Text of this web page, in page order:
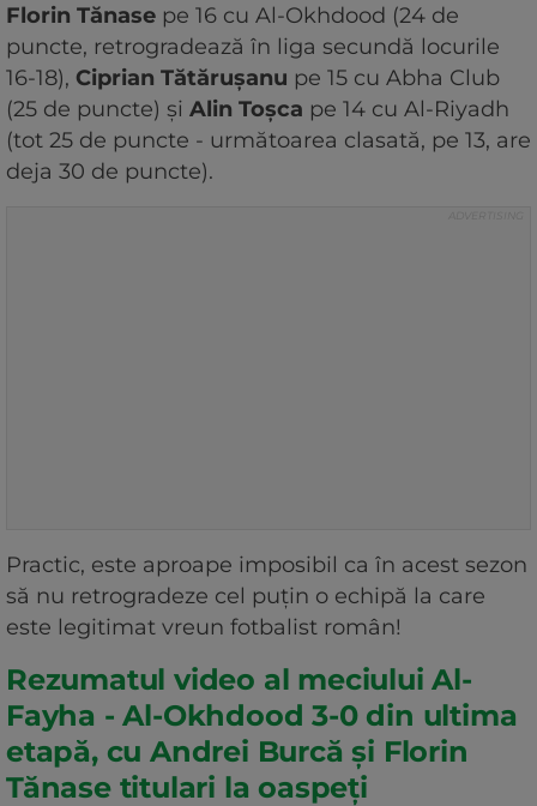
Florin Tănase pe 16 cu Al-Okhdood (24 de
puncte, retrogradează în liga secundă locurile
16-18), Ciprian Tătărușanu pe 15 cu Abha Club
(25 de puncte) și Alin Toșca pe 14 cu Al-Riyadh
(tot 25 de puncte - următoarea clasată, pe 13, are
deja 30 de puncte).
Practic, este aproape imposibil ca în acest sezon
să nu retrogradeze cel puțin o echipă la care
este legitimat vreun fotbalist român!
Rezumatul video al meciului Al-
Fayha - Al-Okhdood 3-0 din ultima
etapă, cu Andrei Burcă și Florin
Tănase titulari la oaspeți